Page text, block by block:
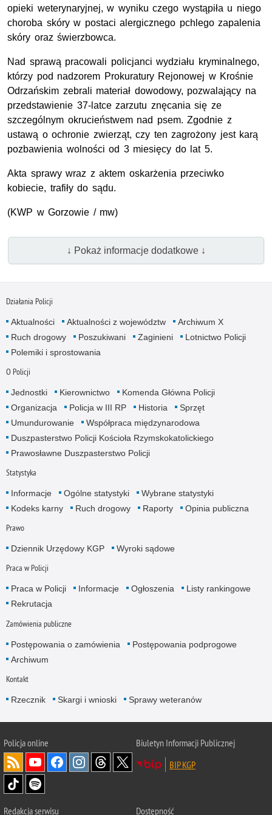
opieki weterynaryjnej, w wyniku czego wystąpiła u niego
choroba skóry w postaci alergicznego pchlego zapalenia
skóry oraz świerzbowca.
Nad sprawą pracowali policjanci wydziału kryminalnego,
którzy pod nadzorem Prokuratury Rejonowej w Krośnie
Odrzańskim zebrali materiał dowodowy, pozwalający na
przedstawienie 37-latce zarzutu znęcania się ze
szczególnym okrucieństwem nad psem. Zgodnie z
ustawą o ochronie zwierząt, czy ten zagrożony jest karą
pozbawienia wolności od 3 miesięcy do lat 5.
Akta sprawy wraz z aktem oskarżenia przeciwko
kobiecie, trafiły do sądu.
(KWP w Gorzowie / mw)
↓ Pokaż informacje dodatkowe ↓
Działania Policji
Aktualności Aktualności z województw
Archiwum X
Ruch drogowy
Poszukiwani Zaginieni
Lotnictwo Policji
Polemiki i sprostowania
O Policji
Jednostki Kierownictwo
Komenda Główna Policji
Organizacja
Policja w III RP Historia
Sprzęt
Umundurowanie
Współpraca międzynarodowa
Duszpasterstwo Policji Kościoła Rzymskokatolickiego
Prawosławne Duszpasterstwo Policji
Statystyka
Informacje Ogólne statystyki
Wybrane statystyki
Kodeks karny
Ruch drogowy Raporty Opinia publiczna
Prawo
Dziennik Urzędowy KGP Wyroki sądowe
Praca w Policji
Praca w Policji Informacje Ogłoszenia
Listy rankingowe
Rekrutacja
Zamówienia publiczne
Postępowania o zamówienia
Postępowania podprogowe
Archiwum
Kontakt
Rzecznik Skargi i wnioski Sprawy weteranów
Policjaonline
Biuletyn Informacji Publicznej
BIP KGP
Redakcja serwisu Dostępność